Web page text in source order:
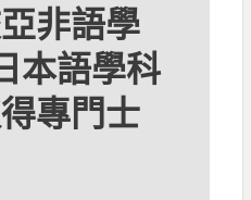
非語學
本語學科
專門士